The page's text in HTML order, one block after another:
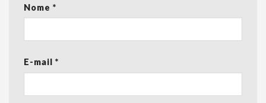
Nome *
E-mail *